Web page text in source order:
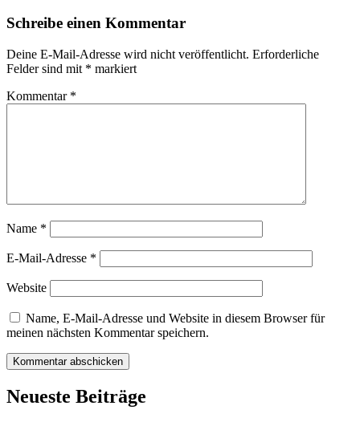
Schreibe einen Kommentar
Deine E-Mail-Adresse wird nicht veröffentlicht. Erforderliche
Felder sind mit * markiert
Kommentar *
Name *
E-Mail-Adresse *
Website
Name, E-Mail-Adresse und Website in diesem Browser für
meinen nächsten Kommentar speichern.
Neueste Beiträge